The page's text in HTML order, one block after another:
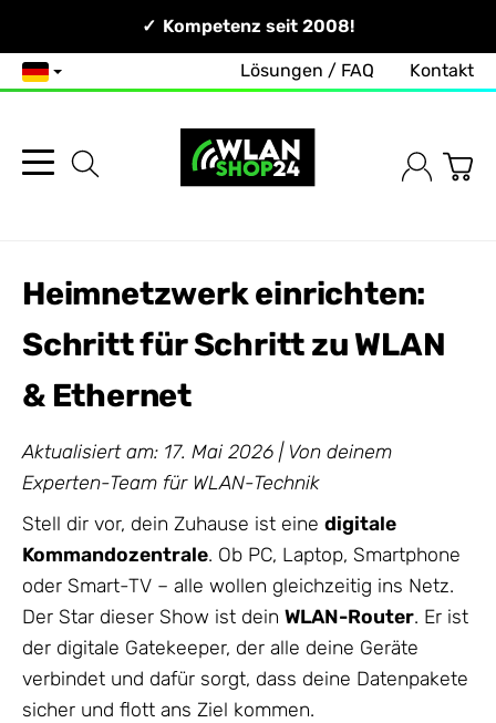
Persönlich & Erreichbar!Kompetenz seit 2008!
Deutsch Lösungen / FAQ Kontakt
Heimnetzwerk einrichten:
Schritt für Schritt zu WLAN
& Ethernet
Aktualisiert am: 17. Mai 2026 | Von deinem
Experten-Team für WLAN-Technik
Stell dir vor, dein Zuhause ist eine digitale
Kommandozentrale. Ob PC, Laptop, Smartphone
oder Smart-TV – alle wollen gleichzeitig ins Netz.
Der Star dieser Show ist dein WLAN-Router. Er ist
der digitale Gatekeeper, der alle deine Geräte
verbindet und dafür sorgt, dass deine Datenpakete
sicher und flott ans Ziel kommen.